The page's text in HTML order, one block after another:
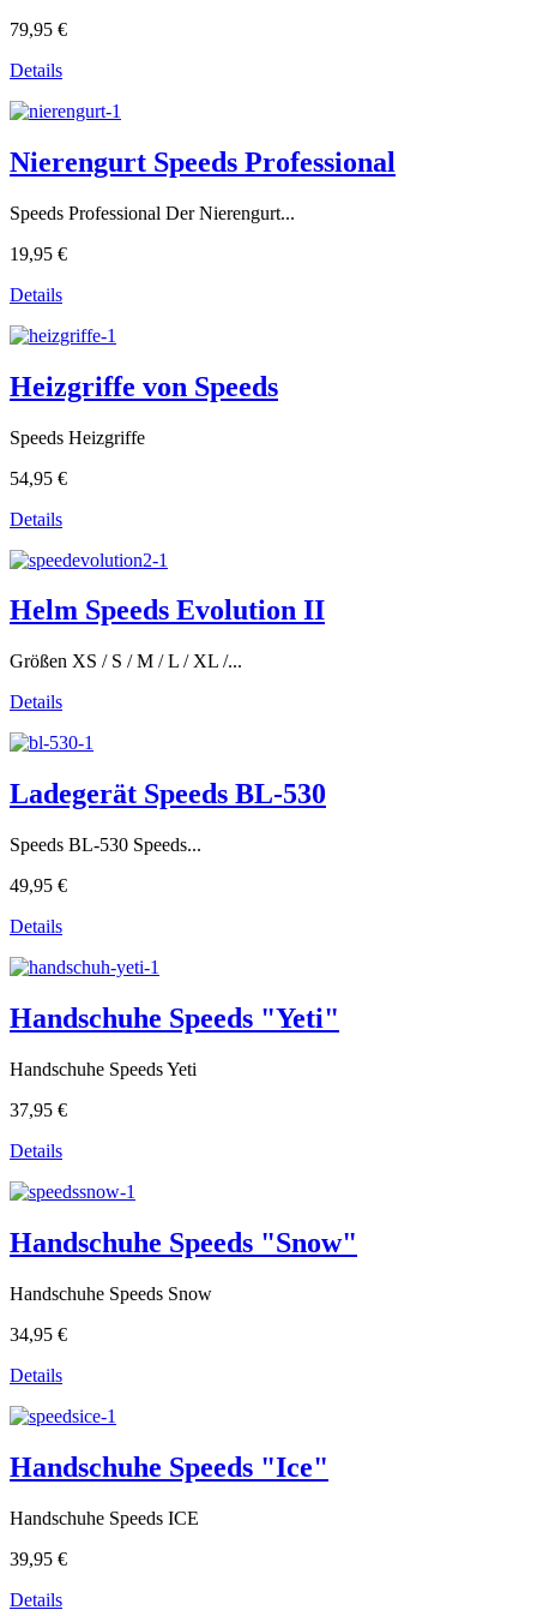
79,95 €
Details
Nierengurt Speeds Professional
Speeds Professional Der Nierengurt...
19,95 €
Details
Heizgriffe von Speeds
Speeds Heizgriffe
54,95 €
Details
Helm Speeds Evolution II
Größen XS / S / M / L / XL /...
Details
Ladegerät Speeds BL-530
Speeds BL-530 Speeds...
49,95 €
Details
Handschuhe Speeds "Yeti"
Handschuhe Speeds Yeti
37,95 €
Details
Handschuhe Speeds "Snow"
Handschuhe Speeds Snow
34,95 €
Details
Handschuhe Speeds "Ice"
Handschuhe Speeds ICE
39,95 €
Details